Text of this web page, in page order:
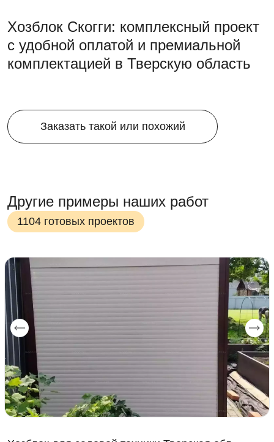
Хозблок Скогги: комплексный проект
с удобной оплатой и премиальной
комплектацией в Тверскую область
Заказать такой или похожий
Другие примеры наших работ
1104 готовых проектов